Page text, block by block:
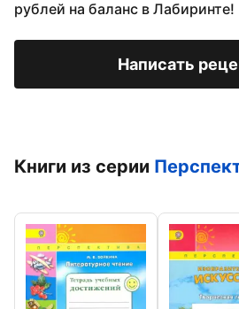
рублей на баланс в Лабиринте!
Написать
Книги из серии